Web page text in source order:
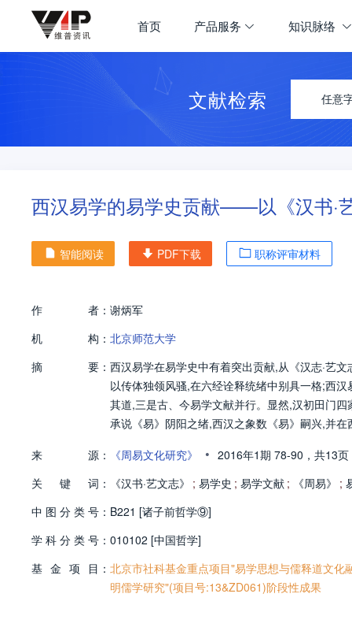
首页 产品服务 知识脉络
文献检索 任意
西汉易学的易学史贡献——以《汉书·
智能阅读 PDF下载 职称评审材料
作 者： 谢炳军
机
构： 北京师范大学
摘
要： 西汉易学在易学史中有着突出贡献,从《汉志·艺
以传体独领风骚,在六经诠释统绪中别具一格;西
其道,三是古、今易学文献并行。显然,汉初田门
承说《易》阴阳之绪,西汉之象数《易》嗣兴,并
来
源： 《周易文化研究》 • 2016年1期 78-90， 共13页
关
键 词： 《汉书·艺文志》 ; 易学史 ; 易学文献 ; 《周易》 ;
中 图 分 类 号： B221 [诸子前哲学⑨]
学 科 分 类 号： 010102 [中国哲学]
基 金 项 目： 北京市社科基金重点项目"易学思想与儒释道文
明儒学研究"(项目号:13&ZD061)阶段性成果